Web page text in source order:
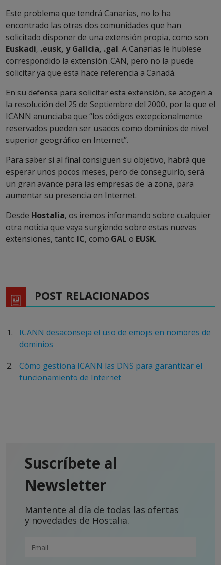
Este problema que tendrá Canarias, no lo ha
encontrado las otras dos comunidades que han
solicitado disponer de una extensión propia, como son
Euskadi, .eusk, y Galicia, .gal. A Canarias le hubiese
correspondido la extensión .CAN, pero no la puede
solicitar ya que esta hace referencia a Canadá.
En su defensa para solicitar esta extensión, se acogen a
la resolución del 25 de Septiembre del 2000, por la que el
ICANN anunciaba que “los códigos excepcionalmente
reservados pueden ser usados como dominios de nivel
superior geográfico en Internet”.
Para saber si al final consiguen su objetivo, habrá que
esperar unos pocos meses, pero de conseguirlo, será
un gran avance para las empresas de la zona, para
aumentar su presencia en Internet.
Desde Hostalia, os iremos informando sobre cualquier
otra noticia que vaya surgiendo sobre estas nuevas
extensiones, tanto IC, como GAL o EUSK.
POST RELACIONADOS
ICANN desaconseja el uso de emojis en nombres de
dominios
Cómo gestiona ICANN las DNS para garantizar el
funcionamiento de Internet
Suscríbete al
Newsletter
Mantente al día de todas las ofertas
y novedades de Hostalia.